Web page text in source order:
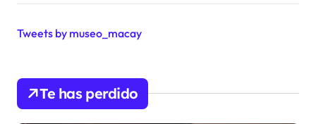
Tweets by museo_macay
Te has perdido